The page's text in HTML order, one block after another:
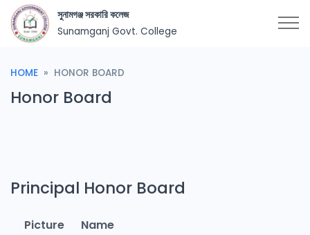
সুনামগঞ্জ সরকারি কলেজ
Sunamganj Govt. College
HOME HONOR BOARD
Honor Board
Principal Honor Board
Picture Name